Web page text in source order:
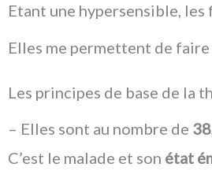
Etant une hypersensible,
Elles me permettent de
Les principes de base de la
– Elles sont au nombre de 38
C’est le malade et son état